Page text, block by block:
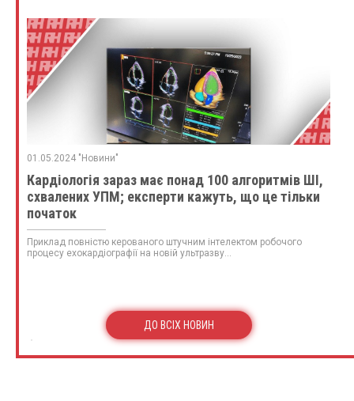
01.05.2024 "Новини"
Кардіологія зараз має понад 100 алгоритмів ШІ,
схвалених УПМ; експерти кажуть, що це тільки
початок
Приклад повністю керованого штучним інтелектом робочого
процесу ехокардіографії на новій ультразву...
ДО ВСІХ НОВИН